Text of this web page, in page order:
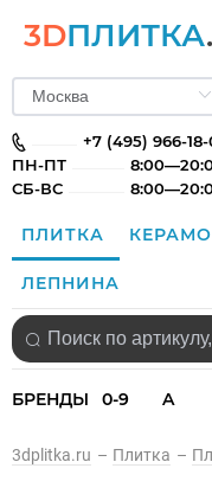
3DПЛИТКА
+7 (495) 966-18-
ПН-ПТ
СБ-ВС
ПЛИТКА
ЛЕПНИНА
БРЕНДЫ 0-9 A
3dplitka.ru – Плитка –